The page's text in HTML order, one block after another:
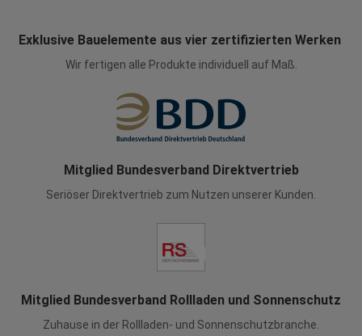
Exklusive Bauelemente aus vier zertifizierten Werken
Wir fertigen alle Produkte individuell auf Maß.
Mitglied Bundesverband Direktvertrieb
Seriöser Direktvertrieb zum Nutzen unserer Kunden.
Mitglied Bundesverband Rollladen und Sonnenschutz
Zuhause in der Rollladen- und Sonnenschutzbranche.